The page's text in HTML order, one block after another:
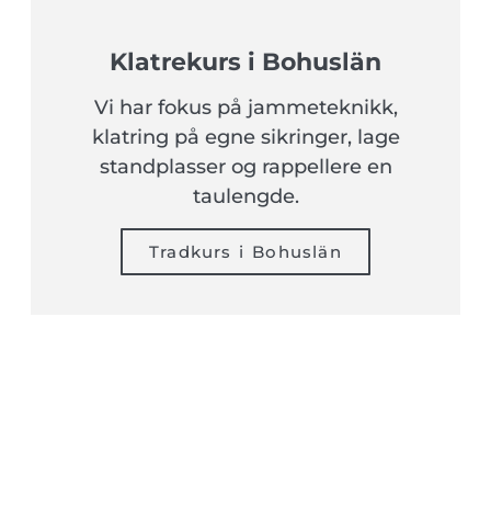
Klatrekurs i Bohuslän
Vi har fokus på jammeteknikk,
klatring på egne sikringer, lage
standplasser og rappellere en
taulengde.
Tradkurs i Bohuslän